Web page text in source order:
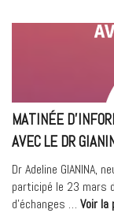
du
Villeurbanne »
MATINÉE
AVEC LE DR
Dr Adeline GIANINA,
participé le 23 mars
d’échanges … Voir la